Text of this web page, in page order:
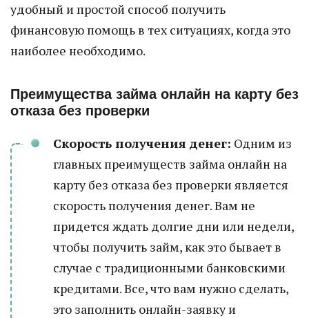
удобный и простой способ получить
финансовую помощь в тех ситуациях, когда это
наиболее необходимо.
Преимущества займа онлайн на карту без
отказа без проверки
Скорость получения денег: Одним из
главных преимуществ займа онлайн на
карту без отказа без проверки является
скорость получения денег. Вам не
придется ждать долгие дни или недели,
чтобы получить займ, как это бывает в
случае с традиционными банковскими
кредитами. Все, что вам нужно сделать,
это заполнить онлайн-заявку и